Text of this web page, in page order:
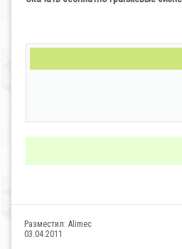
Разместил: Alimec
03.04.2011